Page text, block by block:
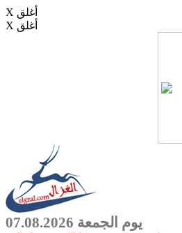
X أغلق
X أغلق
يوم الجمعة 07.08.2026